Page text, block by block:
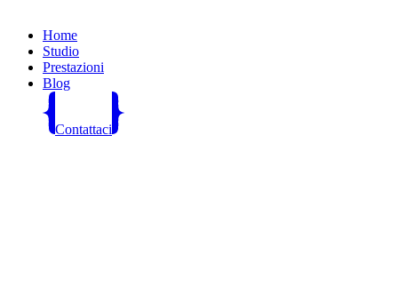
Home
Studio
Prestazioni
Blog
Contattaci